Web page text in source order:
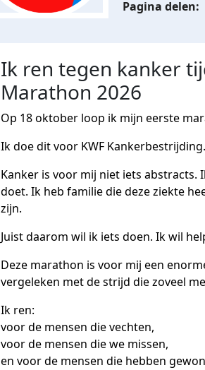
Ik ren tegen kanker
Marathon 2026
Op 18 oktober loop ik mijn eerste
Ik doe dit voor KWF Kankerbestrijding.
Kanker is voor mij niet iets abstracts.
doet. Ik heb familie die deze ziekte
zijn.
Juist daarom wil ik iets doen. Ik wil
Deze marathon is voor mij een
vergeleken met de strijd die zoveel
Ik ren:
voor de mensen die vechten,
voor de mensen die we missen,
en voor de mensen die hebben